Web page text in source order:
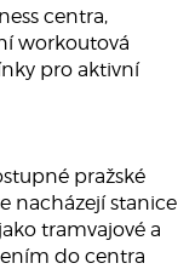
centra,
workoutová
pro aktivní
pražské
nacházejí stanice
tramvajové a
do centra